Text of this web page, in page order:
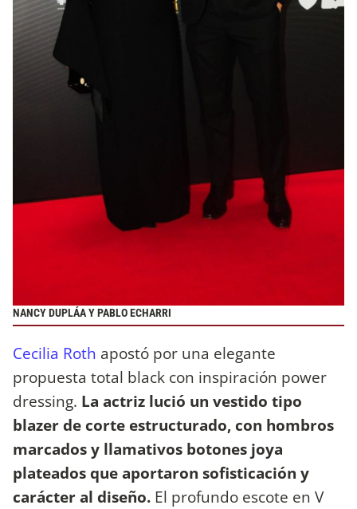
NANCY DUPLÁA Y PABLO ECHARRI
Cecilia Roth apostó por una elegante
propuesta total black con inspiración power
dressing. La actriz lució un vestido tipo
blazer de corte estructurado, con hombros
marcados y llamativos botones joya
plateados que aportaron sofisticación y
carácter al diseño. El profundo escote en V